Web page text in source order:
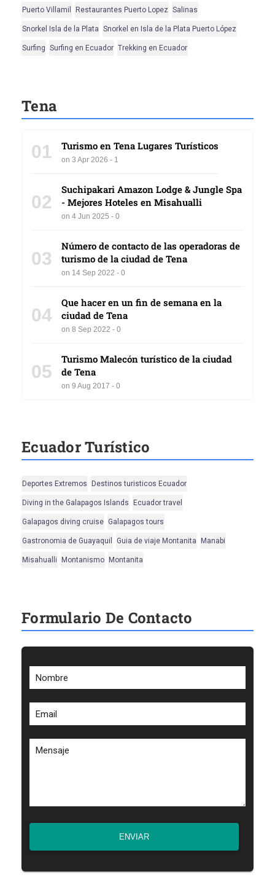
Puerto Villamil Restaurantes Puerto Lopez Salinas
Snorkel Isla de la Plata Snorkel en Isla de la Plata Puerto López
Surfing Surfing en Ecuador Trekking en Ecuador
Tena
01 Turismo en Tena Lugares Turísticos
on 3 Apr 2026 - 1
02
Suchipakari Amazon Lodge & Jungle Spa
- Mejores Hoteles en Misahualli
on 4 Jun 2025 - 0
03
Número de contacto de las operadoras de
turismo de la ciudad de Tena
on 14 Sep 2022 - 0
04
Que hacer en un fin de semana en la
ciudad de Tena
on 8 Sep 2022 - 0
05
Turismo Malecón turístico de la ciudad
de Tena
on 9 Aug 2017 - 0
Ecuador Turístico
Deportes Extremos Destinos turisticos Ecuador
Diving in the Galapagos Islands Ecuador travel
Galapagos diving cruise Galapagos tours
Gastronomia de Guayaquil Guia de viaje Montanita Manabi
Misahualli Montanismo Montanita
Formulario De Contacto
Nombre
Email
Mensaje